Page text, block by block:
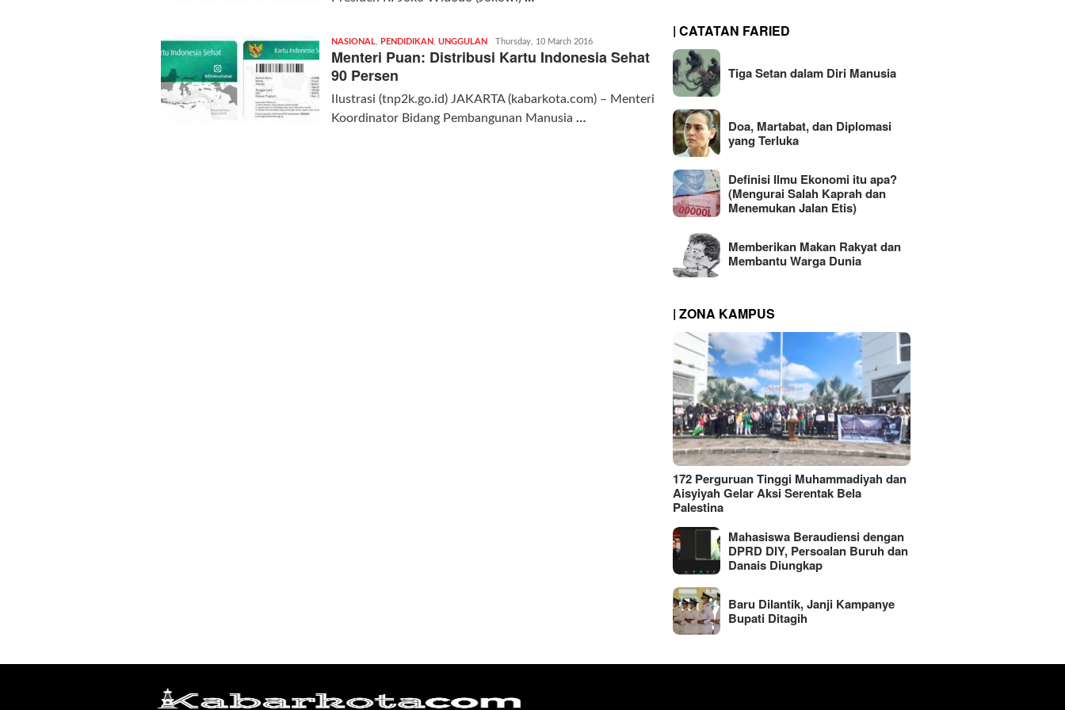
NASIONAL PENDIDIKAN UNGGULAN Redaksi
|
Thursday, 10 March 2016
Menteri Puan: Distribusi Kartu Indonesia Sehat
90 Persen
Ilustrasi (tnp2k.go.id) JAKARTA (kabarkota.com) – Menteri
Koordinator Bidang Pembangunan Manusia …
| CATATAN FARIED
Tiga Setan dalam Diri Manusia
Doa, Martabat, dan Diplomasi
yang Terluka
Definisi Ilmu Ekonomi itu apa?
(Mengurai Salah Kaprah dan
Menemukan Jalan Etis)
Memberikan Makan Rakyat dan
Membantu Warga Dunia
| ZONA KAMPUS
172 Perguruan Tinggi Muhammadiyah dan
Aisyiyah Gelar Aksi Serentak Bela
Palestina
Mahasiswa Beraudiensi dengan
DPRD DIY, Persoalan Buruh dan
Danais Diungkap
Baru Dilantik, Janji Kampanye
Bupati Ditagih